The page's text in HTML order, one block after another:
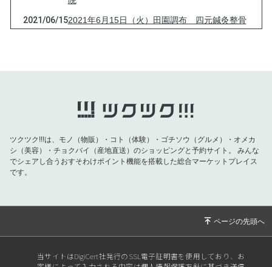
2021/06/152021年6月15日（火）田園調布 四元鍼灸整骨
院
2021/03/03 2021年3月3日（水）田園調布 四元鍼灸整骨
院
2020年12月25日（金）田園調布 四元鍼灸整
骨院
2020/12/222020年12月22日（火）田園調布 四元鍼灸整
ツクツク!!!は、モノ（物販）・コト（体験）・ゴチソウ（グルメ）・オメカ
シ（美容）・チョクバイ（産地直送）のショッピングと予約サイト。
みんな
でシェアし合うおすそわけポイント機能を搭載した総合マーケットプレイス
です。
当サイトはDigiCert社発行のSSL電子証明書を使用しており、お